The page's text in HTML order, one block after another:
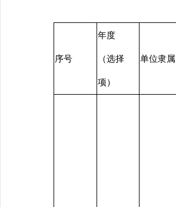
序号
年度
（选择
项）
单位隶属